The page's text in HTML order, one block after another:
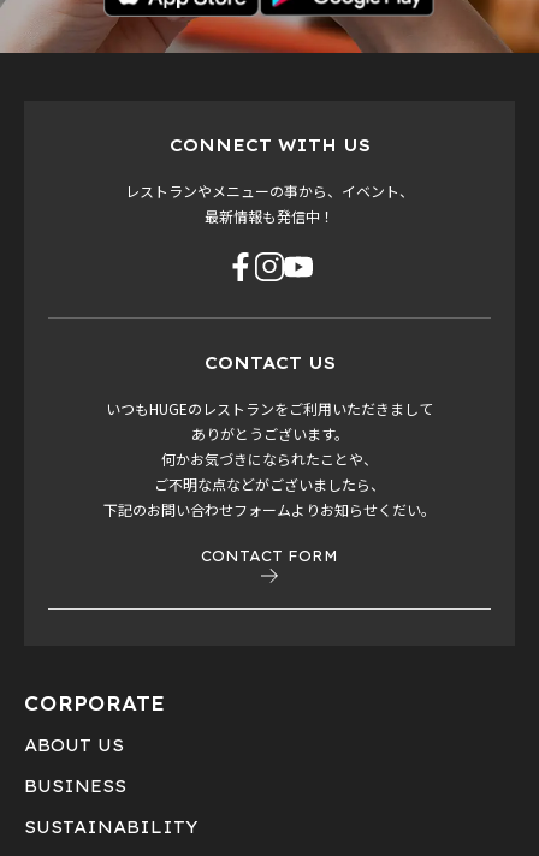
CONNECT WITH US
レストランやメニューの事から、イベント、
最新情報も発信中！
CONTACT US
いつもHUGEのレストランをご利用いただきまして
ありがとうございます。
何かお気づきになられたことや、
ご不明な点などがございましたら、
下記のお問い合わせフォームよりお知らせくだい。
CONTACT FORM
CORPORATE
ABOUT US
BUSINESS
SUSTAINABILITY